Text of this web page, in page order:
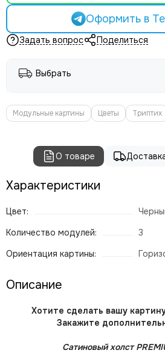
Оформить в
Задать вопрос Поделиться
Выбрать
Модульные картины Цветы Триптих
О товаре
Характеристики
Цвет:
Количество модулей:
3
Ориентация картины:
Описание
Хотите сделать вашу
Закажите
Сатиновый холст